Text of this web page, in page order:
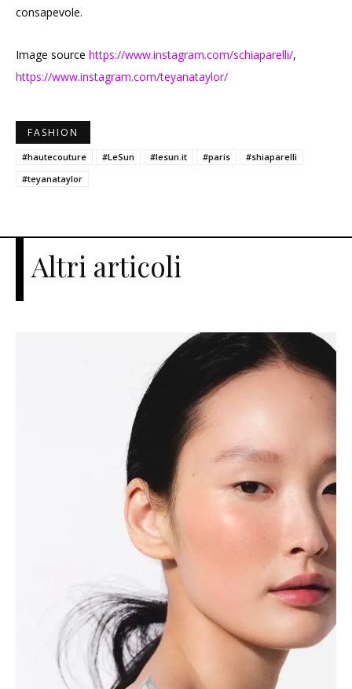
consapevole.
Image source https://www.instagram.com/schiaparelli/,
https://www.instagram.com/teyanataylor/
FASHION
#hautecouture #LeSun #lesun.it #paris
#shiaparelli
#teyanataylor
Altri articoli